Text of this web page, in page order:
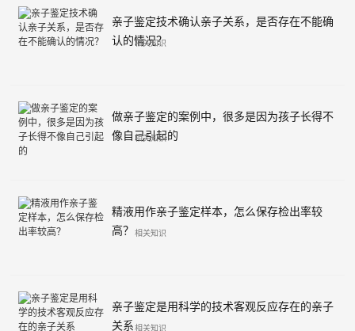
亲子鉴定技术确认亲子关系，是否存在不能确
认的情况？
相关知识
做亲子鉴定的案例中，很多是因为孩子长得不
像自己引起的
相关知识
精液用作亲子鉴定样本，怎么保存检出率较
高？
相关知识
亲子鉴定是用科学的技术客观反应存在的亲子
关系 相关知识